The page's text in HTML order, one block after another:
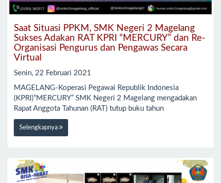
Saat Situasi PPKM, SMK Negeri 2 Magelang
Sukses Adakan RAT KPRI “MERCURY” dan Re-
Organisasi Pengurus dan Pengawas Secara
Virtual
Senin, 22 Februari 2021
MAGELANG-Koperasi Pegawai Republik Indonesia
(KPRI)“MERCURY” SMK Negeri 2 Magelang mengadakan
Rapat Anggota Tahunan (RAT) tutup buku tahun
Selengkapnya